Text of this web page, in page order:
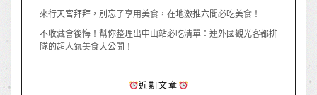
來行天宮拜拜，別忘了享用美食，在地激推六間必吃美食！
不收藏會後悔！幫你整理出中山站必吃清單：連外國觀光客都排
隊的超人氣美食大公開！
近期文章